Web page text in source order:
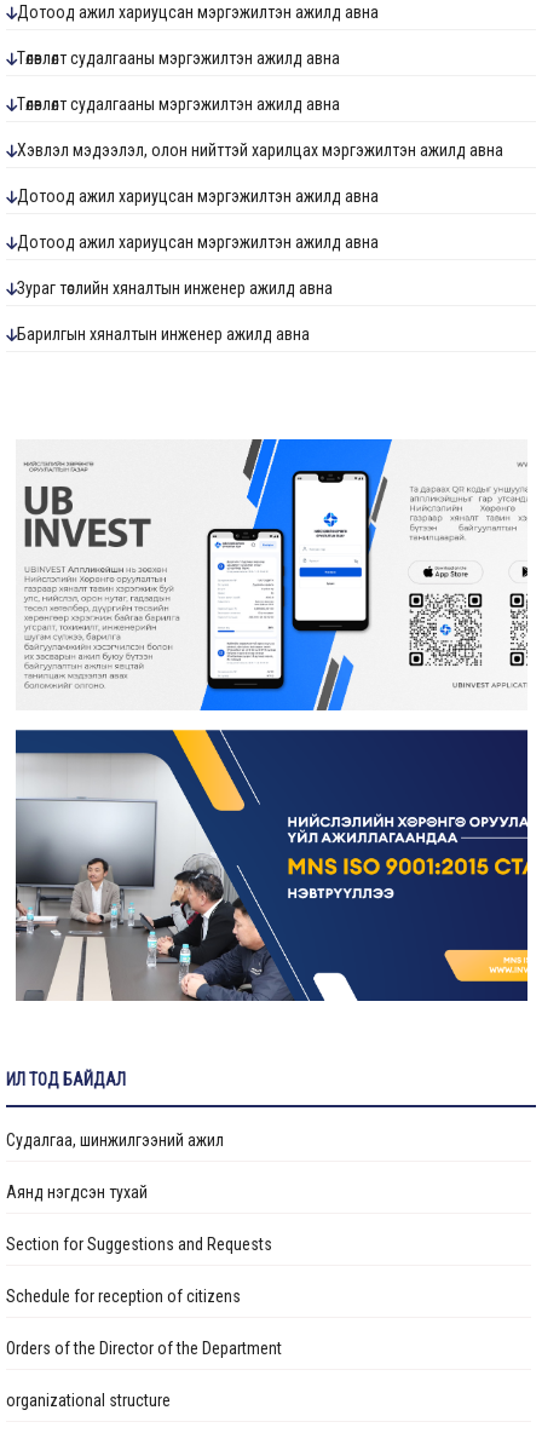
Дотоод ажил хариуцсан мэргэжилтэн ажилд авна
Төлөвлөлт судалгааны мэргэжилтэн ажилд авна
Төлөвлөлт судалгааны мэргэжилтэн ажилд авна
Хэвлэл мэдээлэл, олон нийттэй харилцах мэргэжилтэн ажилд авна
Дотоод ажил хариуцсан мэргэжилтэн ажилд авна
Дотоод ажил хариуцсан мэргэжилтэн ажилд авна
Зураг төслийн хяналтын инженер ажилд авна
Барилгын хяналтын инженер ажилд авна
Хөрөнгө оруулалтын санхүүжилт хариуцсан мэргэжилтэн ажилд авна
Дотоод ажил хариуцсан мэргэжилтэн ажилд авна
Гэрээт монгол бичиг хөтлөлт хариуцсан гэрээт ажилтан ажилд авна
Гидротехникийн хяналтын инженер ажилд авна
Дулаан хангамж, агаар сэлгэлтийн хяналтын инженер ажилд авна
Барилгын инженер ажилд авна
Мэргэшсэн төсөвчин ажилд авна
Жолооч ажилд авна
Зураг төслийн хяналтын инженер ажилд авна
“Нийслэлийн Хөрөнгө оруулалтын газар” ОНӨААТҮГ-т гэрээт үйлчлэгч
ажилд авна
Гидротехникийн хяналтын инженер ажилд авна
Ус хангамж, ариутгах татуургын хяналтын инженер ажилд авна
ИЛ ТОД БАЙДАЛ
Судалгаа, шинжилгээний ажил
Аянд нэгдсэн тухай
Section for Suggestions and Requests
Schedule for reception of citizens
Orders of the Director of the Department
organizational structure